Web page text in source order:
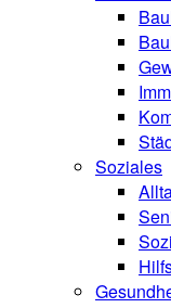
Soziales